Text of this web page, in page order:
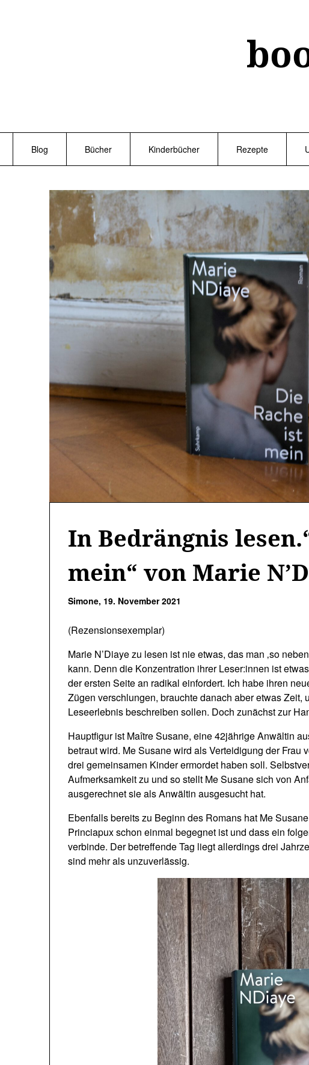
Blog Bücher Kinderbücher Rezepte
In Bedrängnis
mein“ von Marie
Simone, 19. November 2021
(Rezensionsexemplar)
Marie N’Diaye zu lesen ist nie etwas, das man ‚so
kann. Denn die Konzentration ihrer Leser:innen ist
der ersten Seite an radikal einfordert. Ich habe ihren
Zügen verschlungen, brauchte danach aber etwas Zeit,
Leseerlebnis beschreiben sollen. Doch zunächst zur
Hauptfigur ist Maître Susane, eine 42jährige Anwältin
betraut wird. Me Susane wird als Verteidigung der
drei gemeinsamen Kinder ermordet haben soll.
Aufmerksamkeit zu und so stellt Me Susane sich von
ausgerechnet sie als Anwältin ausgesucht hat.
Ebenfalls bereits zu Beginn des Romans hat Me
Princiapux schon einmal begegnet ist und dass ein
verbinde. Der betreffende Tag liegt allerdings drei
sind mehr als unzuverlässig.